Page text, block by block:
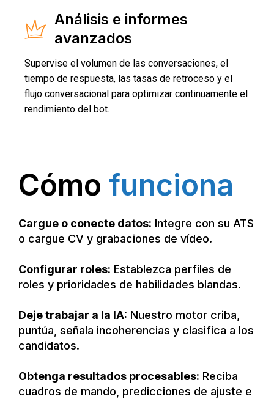
Análisis e informes
avanzados
Supervise el volumen de las conversaciones, el
tiempo de respuesta, las tasas de retroceso y el
flujo conversacional para optimizar continuamente el
rendimiento del bot.
Cómo funciona
Cargue o conecte datos: Integre con su ATS
o cargue CV y grabaciones de vídeo.
Configurar roles: Establezca perfiles de
roles y prioridades de habilidades blandas.
Deje trabajar a la IA: Nuestro motor criba,
puntúa, señala incoherencias y clasifica a los
candidatos.
Obtenga resultados procesables: Reciba
cuadros de mando, predicciones de ajuste e